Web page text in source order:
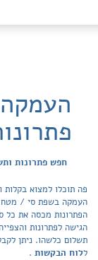
חפש פתרונות
פה תוכלו למצוא בקלות
הגישה לפתרונות
תשלום כלשהו. ניתן
ללוח הבקשות .